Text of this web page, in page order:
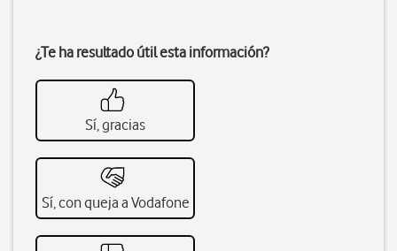
¿Te ha resultado útil esta información?
Sí, gracias
Sí, con queja a Vodafone